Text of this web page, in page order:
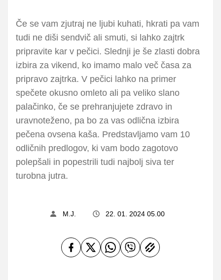
Če se vam zjutraj ne ljubi kuhati, hkrati pa vam
tudi ne diši sendvič ali smuti, si lahko zajtrk
pripravite kar v pečici. Slednji je še zlasti dobra
izbira za vikend, ko imamo malo več časa za
pripravo zajtrka. V pečici lahko na primer
spečete okusno omleto ali pa veliko slano
palačinko, če se prehranjujete zdravo in
uravnoteženo, pa bo za vas odlična izbira
pečena ovsena kaša. Predstavljamo vam 10
odličnih predlogov, ki vam bodo zagotovo
polepšali in popestrili tudi najbolj siva ter
turobna jutra.
M.J. 22. 01. 2024 05.00